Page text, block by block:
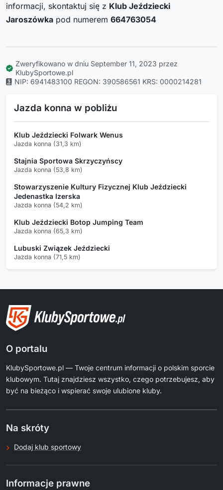
informacji, skontaktuj się z Klub Jeździecki
Jaroszówka pod numerem 664763054
Zweryfikowano w dniu September 11, 2023 przez
KlubySportowe.pl
NIP: 6941483100 REGON: 390586561 KRS: 0000214281
Jazda konna w pobliżu
Klub Jeździecki Folwark Wenus
Jazda konna (31,3 km)
Stajnia Sportowa Skrzyczyńscy
Jazda konna (53,8 km)
Stowarzyszenie Kultury Fizycznej Klub Jeździecki
Jedenastka Izerska
Jazda konna (54,2 km)
Klub Jeździecki Botop Jumping Team
Jazda konna (65,3 km)
Lubuski Związek Jeździecki
Jazda konna (71,5 km)
O portalu
KlubySportowe.pl — Twoje centrum informacji o polskim sporcie
klubowym. Tutaj znajdziesz wszystko, czego potrzebujesz, aby
być na bieżąco i wspierać swoje ulubione kluby.
Na skróty
Dodaj klub sportowy
Informacje prawne